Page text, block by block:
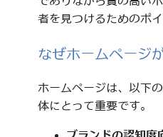
者を見つけるためのポ
なぜホームページ
ホームページは、以下
体にとって重要です。